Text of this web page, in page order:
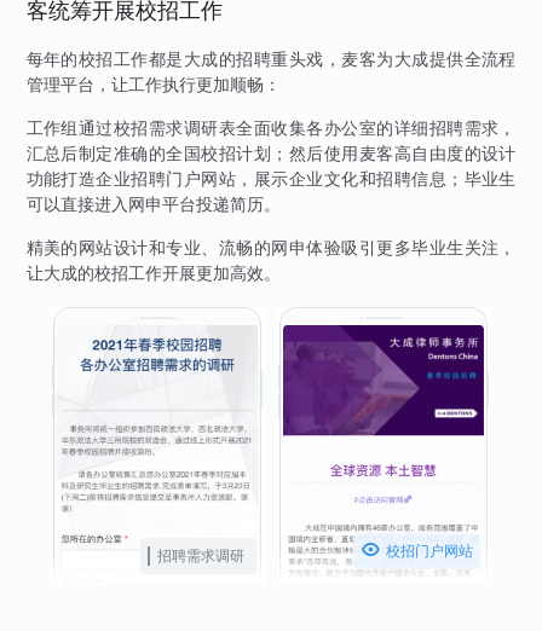
客统筹开展校招工作
每年的校招工作都是大成的招聘重头戏，麦客为大成提供全流程
管理平台，让工作执行更加顺畅：
工作组通过校招需求调研表全面收集各办公室的详细招聘需求，
汇总后制定准确的全国校招计划；然后使用麦客高自由度的设计
功能打造企业招聘门户网站，展示企业文化和招聘信息；毕业生
可以直接进入网申平台投递简历。
精美的网站设计和专业、流畅的网申体验吸引更多毕业生关注，
让大成的校招工作开展更加高效。
招聘需求调研  校招门户网站